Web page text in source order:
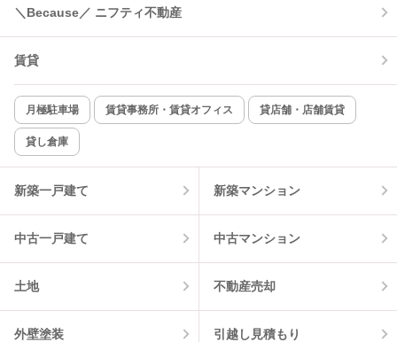
コンロ2口以上
新着のみ インターネット無料
該当件数:
0件
＼Because／ ニフティ不動産
賃貸
月極駐車場 賃貸事務所・賃貸オフィス 貸店舗・店舗賃貸
貸し倉庫
新築一戸建て 新築マンション
中古一戸建て 中古マンション
土地 不動産売却
外壁塗装 引越し見積もり